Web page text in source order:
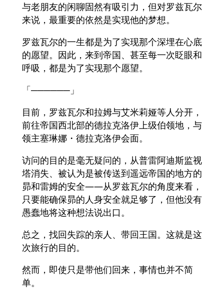
与老朋友的闲聊固然有吸引力，但对罗兹瓦尔
来说，最重要的依然是实现他的梦想。
罗兹瓦尔的一生都是为了实现那个深埋在心底
的愿望。因此，来到帝国、甚至每一次眨眼和
呼吸，都是为了实现那个愿望。
「──────」
目前，罗兹瓦尔和拉姆与艾米莉娅等人分开，
前往帝国西北部的德拉克洛伊上级伯领地，与
领主塞琳娜・德拉克洛伊会面。
访问的目的是毫无疑问的，从普雷阿迪斯监视
塔消失、被认为是被传送到遥远帝国的地方的
昴和雷姆的安全——从罗兹瓦尔的角度来看，
只要能确保昴的人身安全就足够了，但他没有
愚蠢地将这种想法说出口。
总之，找回失踪的亲人、带回王国。这就是这
次旅行的目的。
然而，即使只是带他们回来，事情也并不简
单。